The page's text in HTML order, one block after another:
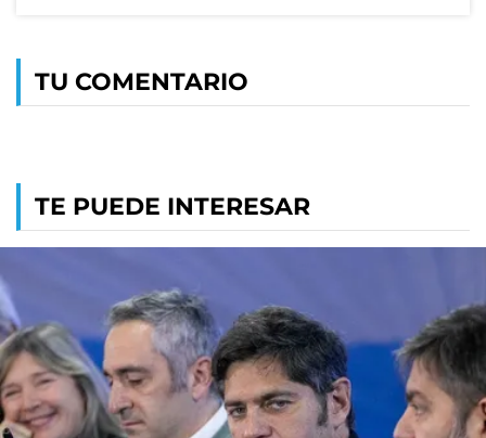
TU COMENTARIO
TE PUEDE INTERESAR